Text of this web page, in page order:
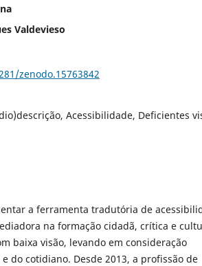
Valdevieso
zenodo.15763842
Acessibilidade, Deficientes
a ferramenta tradutória de
na formação cidadã, crítica e
baixa visão, levando em consideração
do cotidiano. Desde 2013, a profissão de